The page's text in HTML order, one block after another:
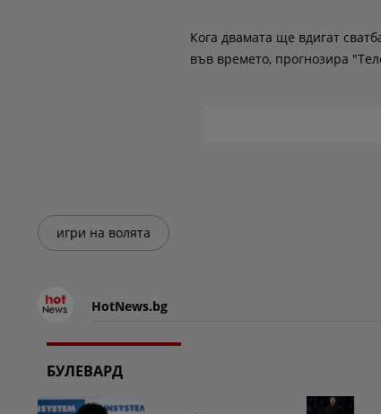
Кога двамата ще вдигат
във времето, прогнозира
игри на волята
HotNews.bg
БУЛЕВАРД